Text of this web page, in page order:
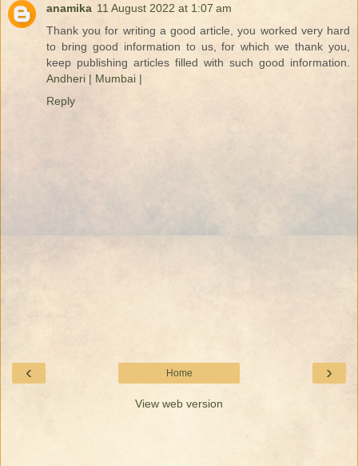
anamika 11 August 2022 at 1:07 am
Thank you for writing a good article, you worked very hard
to bring good information to us, for which we thank you,
keep publishing articles filled with such good information.
Andheri | Mumbai |
Reply
‹ ›
Home
View web version